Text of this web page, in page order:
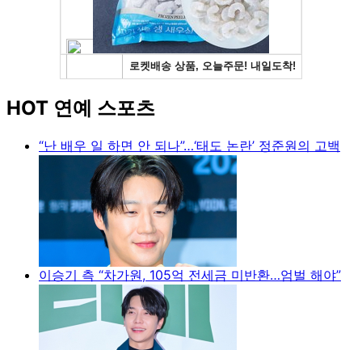
HOT 연예 스포츠
“난 배우 일 하면 안 되나”…‘태도 논란’ 정준원의 고백
이승기 측 “차가원, 105억 전세금 미반환…엄벌 해야”